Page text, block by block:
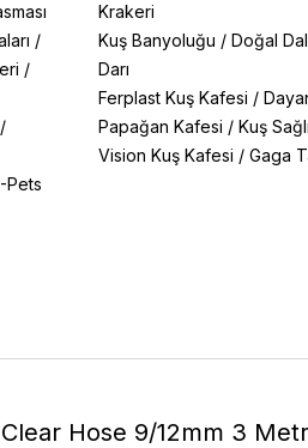
/
/
/
Pets
Krakeri
Kuş Banyoluğu / Doğal Dal
Darı
Ferplast Kuş Kafesi /
Papağan Kafesi / Kuş
Vision Kuş Kafesi / Gaga
Hose 9/12mm 3